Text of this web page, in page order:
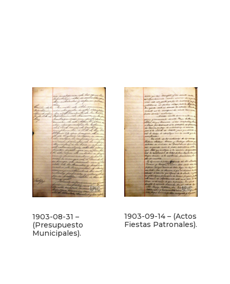
1903-08-31 –
(Presupuesto
Municipales).
1903-09-14 – (Actos
Fiestas Patronales).